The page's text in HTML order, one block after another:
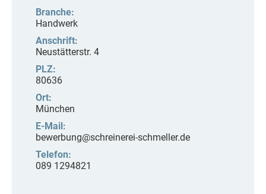
Branche:
Handwerk
Anschrift:
Neustätterstr. 4
PLZ:
80636
Ort:
München
E-Mail:
bewerbung@schreinerei-schmeller.de
Telefon:
089 1294821